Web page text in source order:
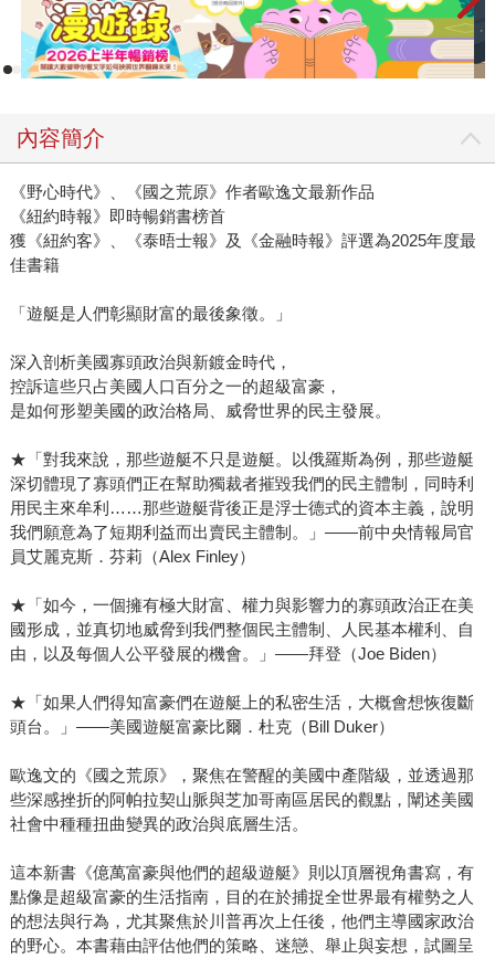
內容簡介
《野心時代》、《國之荒原》作者歐逸文最新作品
《紐約時報》即時暢銷書榜首
獲《紐約客》、《泰晤士報》及《金融時報》評選為2025年度最
佳書籍
「遊艇是人們彰顯財富的最後象徵。」
深入剖析美國寡頭政治與新鍍金時代，
控訴這些只占美國人口百分之一的超級富豪，
是如何形塑美國的政治格局、威脅世界的民主發展。
★「對我來說，那些遊艇不只是遊艇。以俄羅斯為例，那些遊艇
深切體現了寡頭們正在幫助獨裁者摧毀我們的民主體制，同時利
用民主來牟利……那些遊艇背後正是浮士德式的資本主義，說明
我們願意為了短期利益而出賣民主體制。」——前中央情報局官
員艾麗克斯．芬莉（Alex Finley）
★「如今，一個擁有極大財富、權力與影響力的寡頭政治正在美
國形成，並真切地威脅到我們整個民主體制、人民基本權利、自
由，以及每個人公平發展的機會。」——拜登（Joe Biden）
★「如果人們得知富豪們在遊艇上的私密生活，大概會想恢復斷
頭台。」——美國遊艇富豪比爾．杜克（Bill Duker）
歐逸文的《國之荒原》，聚焦在警醒的美國中產階級，並透過那
些深感挫折的阿帕拉契山脈與芝加哥南區居民的觀點，闡述美國
社會中種種扭曲變異的政治與底層生活。
這本新書《億萬富豪與他們的超級遊艇》則以頂層視角書寫，有
點像是超級富豪的生活指南，目的在於捕捉全世界最有權勢之人
的想法與行為，尤其聚焦於川普再次上任後，他們主導國家政治
的野心。本書藉由評估他們的策略、迷戀、舉止與妄想，試圖呈